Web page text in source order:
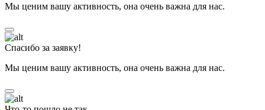
Мы ценим вашу активность, она очень важна для нас.
Спасибо за заявку!
Мы ценим вашу активность, она очень важна для нас.